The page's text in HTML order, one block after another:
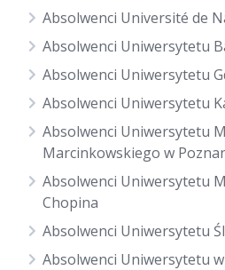
Absolwenci Université de
Absolwenci Uniwersytetu
Absolwenci Uniwersytetu
Absolwenci Uniwersytetu
Absolwenci Uniwersytetu
Marcinkowskiego w
Absolwenci Uniwersytetu
Chopina
Absolwenci Uniwersytetu
Absolwenci Uniwersytetu